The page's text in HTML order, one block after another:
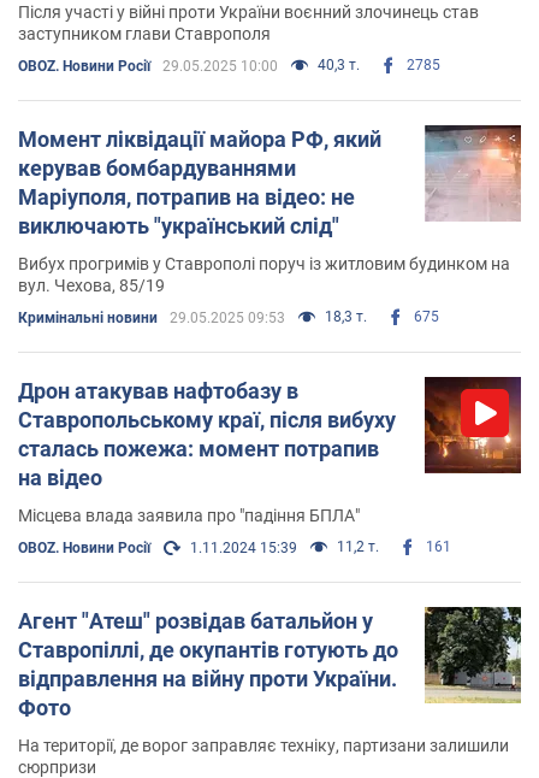
Після участі у війні проти України воєнний злочинець став
заступником глави Ставрополя
OBOZ. Новини Росії 29.05.2025 10:00 40,3 т. 2785
Момент ліквідації майора РФ, який
керував бомбардуваннями
Маріуполя, потрапив на відео: не
виключають "український слід"
Вибух прогримів у Ставрополі поруч із житловим будинком на
вул. Чехова, 85/19
Кримінальні новини 29.05.2025 09:53 18,3 т. 675
Дрон атакував нафтобазу в
Ставропольському краї, після вибуху
сталась пожежа: момент потрапив
на відео
Місцева влада заявила про "падіння БПЛА"
OBOZ. Новини Росії 1.11.2024 15:39 11,2 т. 161
Агент "Атеш" розвідав батальйон у
Ставропіллі, де окупантів готують до
відправлення на війну проти України.
Фото
На території, де ворог заправляє техніку, партизани залишили
сюрпризи